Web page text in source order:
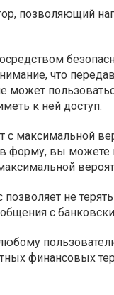
позволяющий
что
может
к ней доступ.
с максимальной
форму, вы можете
не
с
финансовых